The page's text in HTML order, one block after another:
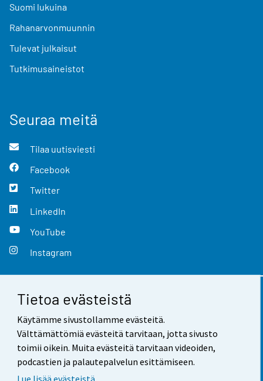
Tietoa evästeistä
Käytämme sivustollamme evästeitä.
Välttämättömiä evästeitä tarvitaan, jotta sivusto
toimii oikein. Muita evästeitä tarvitaan videoiden,
podcastien ja palautepalvelun esittämiseen.
Suomi lukuina
Rahanarvonmuunnin
Tulevat julkaisut
Tutkimusaineistot
Seuraa meitä
Tilaa uutisviesti
Facebook
Twitter
LinkedIn
YouTube
Instagram
Yhteystiedot
Palaute
Käyttöehdot